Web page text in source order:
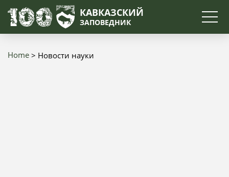
КАВКАЗСКИЙ
ЗАПОВЕДНИК
Search
Breadcrumb
Home Новости науки